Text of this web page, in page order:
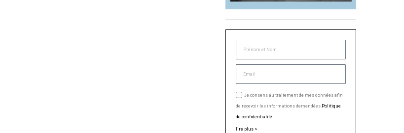
Je consens au traitement de mes données afin
de recevoir les informations demandées.Politique
de confidentialité
lire plus >